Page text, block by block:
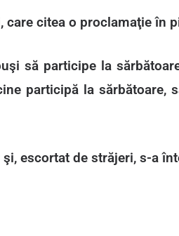
citea o proclamaţie în
să participe la
participă la sărbătoare,
escortat de străjeri, s-a